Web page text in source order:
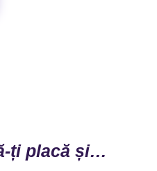
ți placă și…